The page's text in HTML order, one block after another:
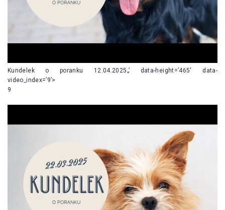
Kundelek o poranku 12.04.2025„’ data-height=’465′ data-
video_index=’9’>
9